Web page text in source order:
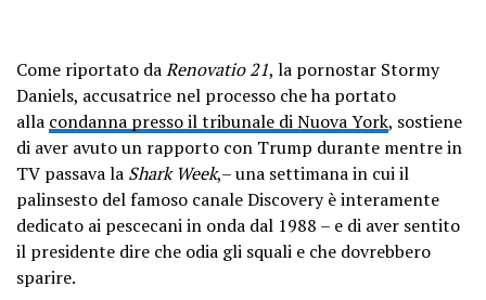
Come riportato daRenovatio 21, la pornostar Stormy
Daniels, accusatrice nel processo che ha portato
alla condanna presso il tribunale di Nuova York, sostiene
di aver avuto un rapporto con Trump durante mentre in
TV passava la Shark Week,– una settimana in cui il
palinsesto del famoso canale Discovery è interamente
dedicato ai pescecani in onda dal 1988 – e di aver sentito
il presidente dire che odia gli squali e che dovrebbero
sparire.